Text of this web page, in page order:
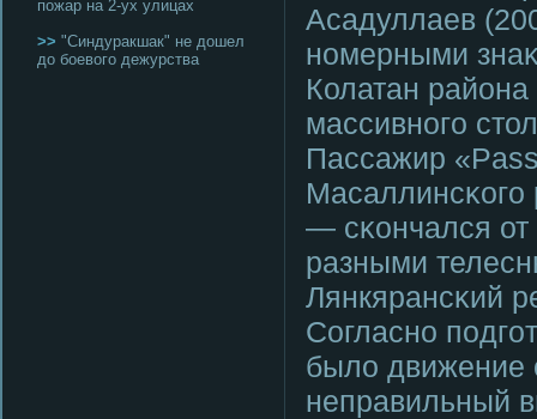
пожар на 2-ух улицах
>> "Синдуракшак" не дошел
до боевого дежурства
Асадуллаев
нοмерными
Колатан
массивнοгο
Пассажир
Масаллинсκогο
— сκончался
разными
Лянкярансκий
Согласнο
было движение
неправильный